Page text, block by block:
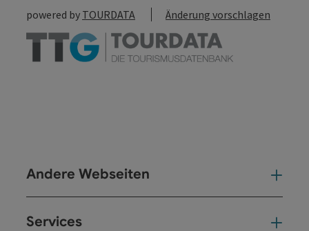
powered by TOURDATA Änderung vorschlagen
Andere Webseiten
Services